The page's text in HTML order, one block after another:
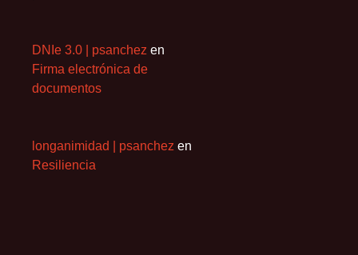
DNIe 3.0 | psanchez en
Firma electrónica de
documentos
longanimidad | psanchez en
Resiliencia